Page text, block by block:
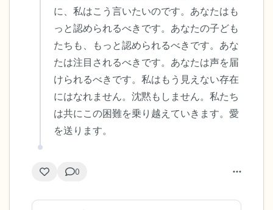
に、私はこう言いたいのです。あなたはも
っと認められるべきです。あなたの子ども
たちも、もっと認められるべきです。あな
たは注目されるべきです。あなたは声を届
けられるべきです。私はもう見えない存在
にはなれません。沈黙もしません。私たち
は共にこの困難を乗り越えていきます。愛
を送ります。
0
聞こえるもの3つ
匂いを嗅ぐもの2つ
自分の好きなところ1つ。
最後に深呼吸をしましょう。